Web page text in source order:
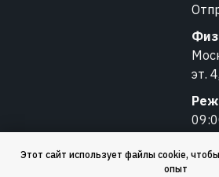
Этот сайт использует файлы cookie,
опыт
эт.